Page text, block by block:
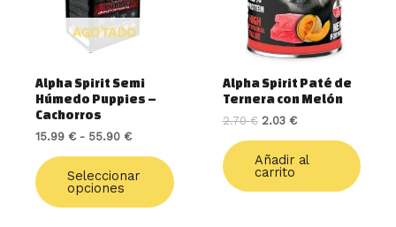
AGOTADO
Alpha Spirit Semi
Húmedo Puppies –
Cachorros
15.99 € - 55.90 €
Seleccionar
opciones
producto
Alpha Spirit Paté de
Ternera con Melón
2.70€ 2.03 €
Añadir al
carrito